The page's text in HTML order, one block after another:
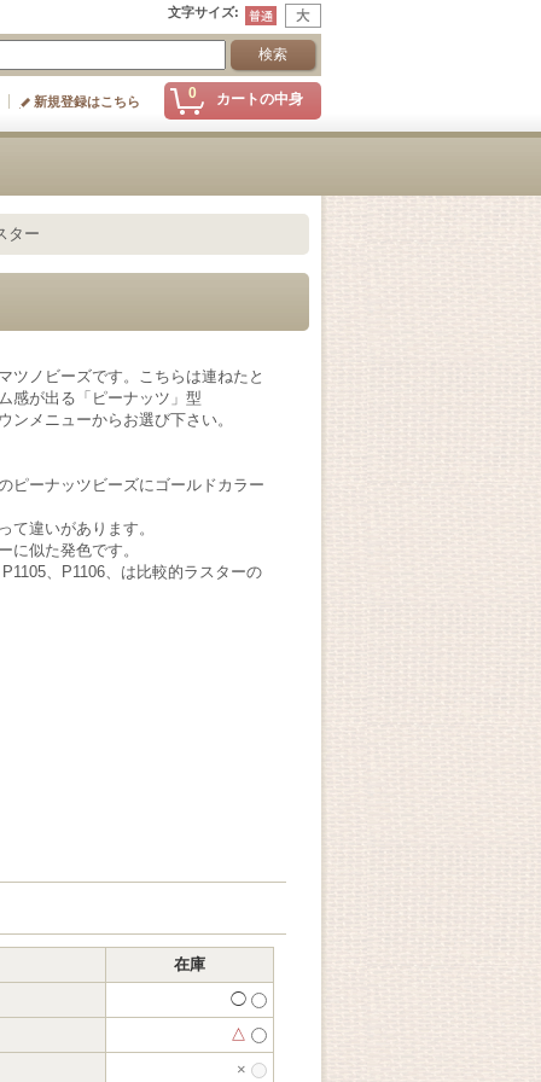
文字サイズ:
0 カートの中身
新規登録はこちら
ター
ツノビーズです。こちらは連ねたと
感が出る「ピーナッツ」型
ンメニューからお選び下さい。
ピーナッツビーズにゴールドカラー
て違いがあります。
に似た発色です。
、P1106、は比較的ラスターの
在庫
◯
△
×